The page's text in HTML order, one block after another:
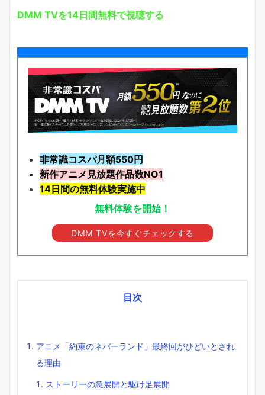
DMM TVを14日間無料で視聴する
非常識コスパ月額550円
新作アニメ見放題作品数NO1
14日間の無料体験実施中
無料体験を開始！
DMM TVを今すぐチェックする
目次
アニメ「約束のネバーランド」最終回がひどいとされ
る理由
ストーリーの急展開と駆け足展開